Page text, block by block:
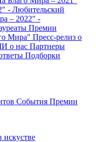
- Любительский
– 2022" -
Премии
Мира" Пресс-релиз о
о нас Партнеры
Подборки
События Премии
искустве